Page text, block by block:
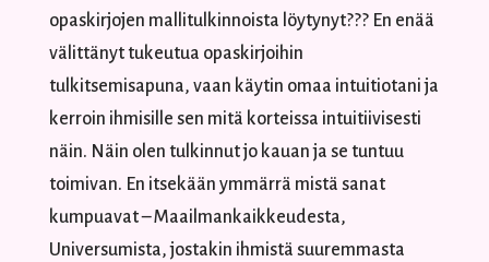
opaskirjojen mallitulkinnoista löytynyt??? En enää
välittänyt tukeutua opaskirjoihin
tulkitsemisapuna, vaan käytin omaa intuitiotani ja
kerroin ihmisille sen mitä korteissa intuitiivisesti
näin. Näin olen tulkinnut jo kauan ja se tuntuu
toimivan. En itsekään ymmärrä mistä sanat
kumpuavat – Maailmankaikkeudesta,
Universumista, jostakin ihmistä suuremmasta